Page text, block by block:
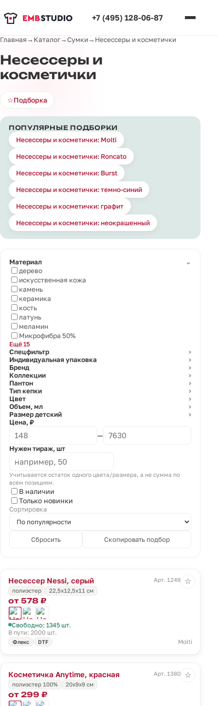
+7 (495) 128-06-87
Главная→ Каталог→Сумки→ Несессеры и косметички
Несессеры и
косметички
☆Подборка
ПОПУЛЯРНЫЕ ПОДБОРКИ
Несессеры и косметички: Molti
Несессеры и косметички: Roncato
Несессеры и косметички: Burst
Несессеры и косметички: темно-синий
Несессеры и косметички: графит
Несессеры и косметички: неокрашенный
Материал
⌄
дерево
искусственная кожа
камень
керамика
кость
латунь
меламин
Микрофибра 50%
Ещё 15
Спецфильтр
⌄
Индивидуальная упаковка ⌄
Бренд ⌄
Коллекции ⌄
Пантон ⌄
Тип кепки ⌄
Цвет ⌄
Объем, мл ⌄
Размер детский ⌄
Цена, ₽
—
Нужен тираж, шт
Учитывается остаток одного цвета/размера, а не сумма по
всем позициям.
В наличии
Только новинки
Сортировка
Сбросить Скопировать подбор
Несессер Nessi, серый
Арт. 12491.10
полиэстер
22,5х12,5х11 см
от 578 ₽
Свободно: 1345 шт.
В пути: 2000 шт.
Флекс DTF Molti
☆
Косметичка Anytime, красная
Арт. 13803.50
полиэстер 100%
20х9х9 см
от 299 ₽
☆